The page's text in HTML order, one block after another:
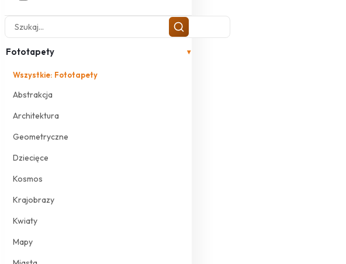
Fototapety ▾
Wszystkie: Fototapety
Abstrakcja
Architektura
Geometryczne
Dziecięce
Kosmos
Krajobrazy
Kwiaty
Mapy